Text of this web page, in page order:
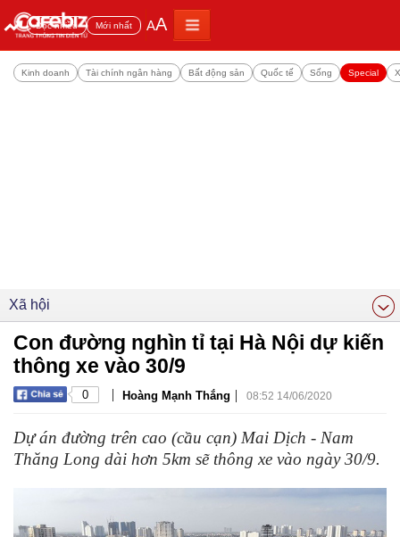
Đọc nhiều Mới nhất AA
Kinh doanh Tài chính ngân hàng Bất động sản Quốc tế Sống Special
Xã hội
Con đường nghìn tỉ tại Hà Nội dự kiến
thông xe vào 30/9
0 | Hoàng Mạnh Thắng | 08:52 14/06/2020
Dự án đường trên cao (cầu cạn) Mai Dịch - Nam
Thăng Long dài hơn 5km sẽ thông xe vào ngày 30/9.